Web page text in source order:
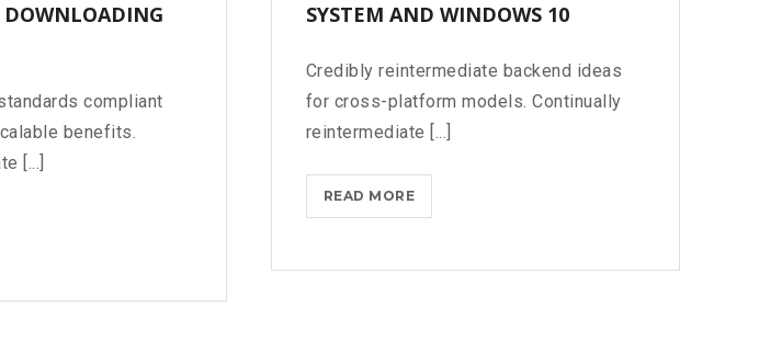
DOWNLOADING
compliant
benefits.
[...]
SYSTEM AND WINDOWS 10
Credibly reintermediate backend ideas
for cross-platform models. Continually
reintermediate [...]
READ MOREMICROSOFT
FLUENT
SYSTEM